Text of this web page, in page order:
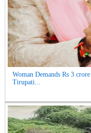
Woman Demands Rs 3
Tirupati...